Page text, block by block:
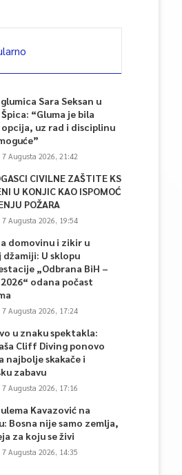
Sara Seksan u
“Gluma je bila
uz rad i disciplinu
7 Augusta 2026, 21:42
CIVILNE ZAŠTITE KS
U KONJIC KAO ISPOMOĆ
POŽARA
7 Augusta 2026, 19:54
domovinu i zikir u
džamiji: U sklopu
„Odbrana BiH –
odana počast
7 Augusta 2026, 17:24
u znaku spektakla:
Cliff Diving ponovo
najbolje skakače i
zabavu
7 Augusta 2026, 17:16
Kavazović na
Bosna nije samo zemlja,
za koju se živi
7 Augusta 2026, 14:35